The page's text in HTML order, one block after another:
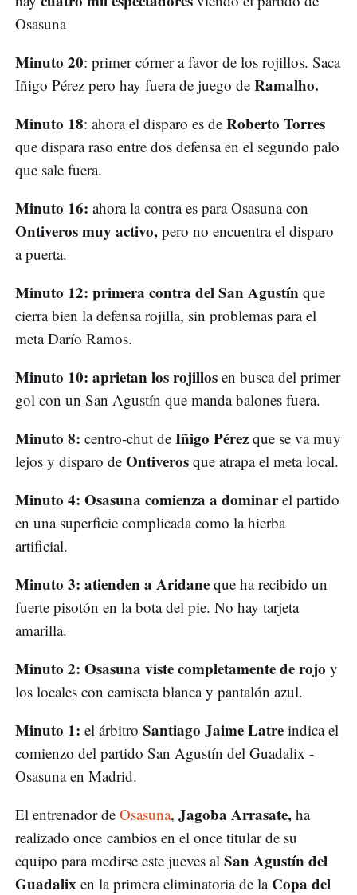
Osasuna
Minuto 20: primer córner a favor de los rojillos. Saca
Iñigo Pérez pero hay fuera de juego de Ramalho.
Minuto 18: ahora el disparo es de Roberto Torres
que dispara raso entre dos defensa en el segundo palo
que sale fuera.
Minuto 16: ahora la contra es para Osasuna con
Ontiveros muy activo, pero no encuentra el disparo
a puerta.
Minuto 12: primera contra del San Agustín que
cierra bien la defensa rojilla, sin problemas para el
meta Darío Ramos.
Minuto 10: aprietan los rojillos en busca del primer
gol con un San Agustín que manda balones fuera.
Minuto 8: centro-chut de Iñigo Pérez que se va muy
lejos y disparo de Ontiveros que atrapa el meta local.
Minuto 4: Osasuna comienza a dominarel partido
en una superficie complicada como la hierba
artificial.
Minuto 3: atienden a Aridane que ha recibido un
fuerte pisotón en la bota del pie. No hay tarjeta
amarilla.
Minuto 2: Osasuna viste completamente de rojo y
los locales con camiseta blanca y pantalón azul.
Minuto 1: el árbitro Santiago Jaime Latre indica el
comienzo del partido San Agustín del Guadalix -
Osasuna en Madrid.
El entrenador de Osasuna, Jagoba Arrasate, ha
realizado once cambios en el once titular de su
equipo para medirse este jueves al San Agustín del
Guadalix en la primera eliminatoria de laCopa del